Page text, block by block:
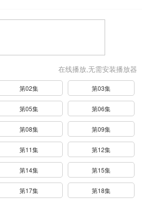
在线播放,无需安装播放器
第02集 第03集
第05集 第06集
第08集 第09集
第11集 第12集
第14集 第15集
第17集 第18集